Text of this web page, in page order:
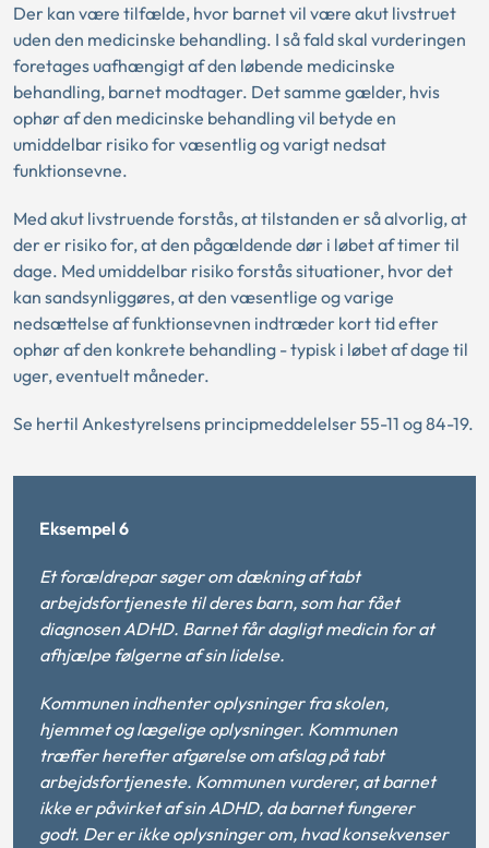
Der kan være tilfælde, hvor barnet vil være akut livstruet
uden den medicinske behandling. I så fald skal vurderingen
foretages uafhængigt af den løbende medicinske
behandling, barnet modtager. Det samme gælder, hvis
ophør af den medicinske behandling vil betyde en
umiddelbar risiko for væsentlig og varigt nedsat
funktionsevne.
Med akut livstruende forstås, at tilstanden er så alvorlig, at
der er risiko for, at den pågældende dør i løbet af timer til
dage. Med umiddelbar risiko forstås situationer, hvor det
kan sandsynliggøres, at den væsentlige og varige
nedsættelse af funktionsevnen indtræder kort tid efter
ophør af den konkrete behandling - typisk i løbet af dage til
uger, eventuelt måneder.
Se hertil Ankestyrelsens principmeddelelser 55-11 og 84-19.
Eksempel 6
Et forældrepar søger om dækning af tabt
arbejdsfortjeneste til deres barn, som har fået
diagnosen ADHD. Barnet får dagligt medicin for at
afhjælpe følgerne af sin lidelse.
Kommunen indhenter oplysninger fra skolen,
hjemmet og lægelige oplysninger. Kommunen
træffer herefter afgørelse om afslag på tabt
arbejdsfortjeneste. Kommunen vurderer, at barnet
ikke er påvirket af sin ADHD, da barnet fungerer
godt. Der er ikke oplysninger om, hvad konsekvenser